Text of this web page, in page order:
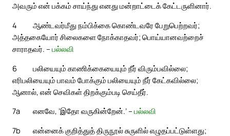
அவரும் என் பக்கம் சாய்ந்து எனது மன்றாட்டைக் கேட்டருளினார்.
4
ஆண்டவர்மீது நம்பிக்கை கொண்டவரே பேறுபெற்றவர்;
அத்தகையோர் சிலைகளை நோக்காதவர்; பொய்யானவற்றைச்
சாராதவர். – பல்லவி
6
பலியையும் காணிக்கையையும் நீர் விரும்பவில்லை;
எரிபலியையும் பாவம் போக்கும் பலியையும் நீர் கேட்கவில்லை;
ஆனால், என் செவிகள் திறக்கும்படி செய்தீர்.
7a
எனவே, ‘இதோ வருகின்றேன்.’ – பல்லவி
7b
என்னைக் குறித்துத் திருநூல் சுருளில் எழுதப்பட்டுள்ளது;